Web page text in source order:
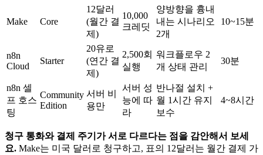
Make Core
12달러
(월간 결
제)
10,000
크레딧
양방향을 흉내
내는 시나리오
2개
10~15분
n8n
Cloud
Starter
20유로
(연간 결
제)
2,500회
실행
워크플로우 2
개 상태 관리
30분
n8n 셀
프 호스
팅
Community
Edition
서버 비
용만
서버 성
능에 따
라
반나절 설치 +
월 1시간 유지
보수
4~8시간
청구 통화와 결제 주기가 서로 다르다는 점을 감안해서 보세
요. Make는 미국 달러로 청구하고, 표의 12달러는 월간 결제 가